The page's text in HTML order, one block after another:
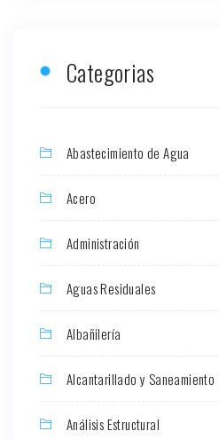
Categorias
Abastecimiento de Agua
Acero
Administración
Aguas Residuales
Albañilería
Alcantarillado y Saneamiento
Análisis Estructural